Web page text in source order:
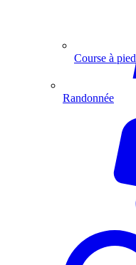
Course à pied
Randonnée